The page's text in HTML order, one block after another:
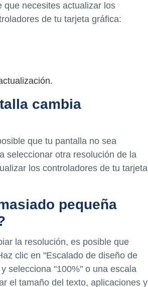
que necesites actualizar los
de tu tarjeta gráfica:
cambia
que tu pantalla no sea
seleccionar otra resolución de la
los controladores de tu tarjeta
pequeña
la resolución, es posible que
clic en "Escalado de diseño de
selecciona "100%" o una escala
el tamaño del texto, aplicaciones y